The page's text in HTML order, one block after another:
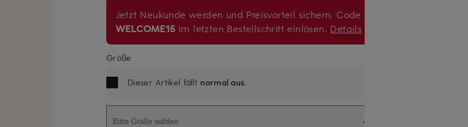
Jetzt Neukunde werden und Preisvorteil sichern. Code
WELCOME15 im letzten Bestellschritt einlösen. Details
Größe
Dieser Artikel fällt normal aus.
Bitte Größe wählen